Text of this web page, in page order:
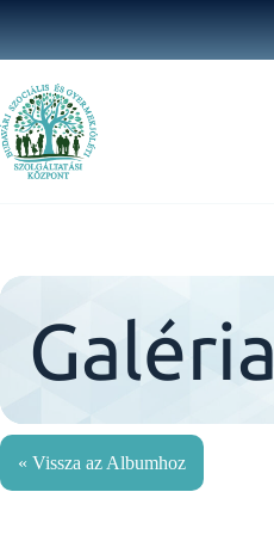
Galéria
« Vissza az Albumhoz